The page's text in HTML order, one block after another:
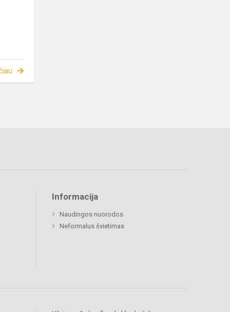
Informacija
Naudingos nuorodos
Neformalus švietimas